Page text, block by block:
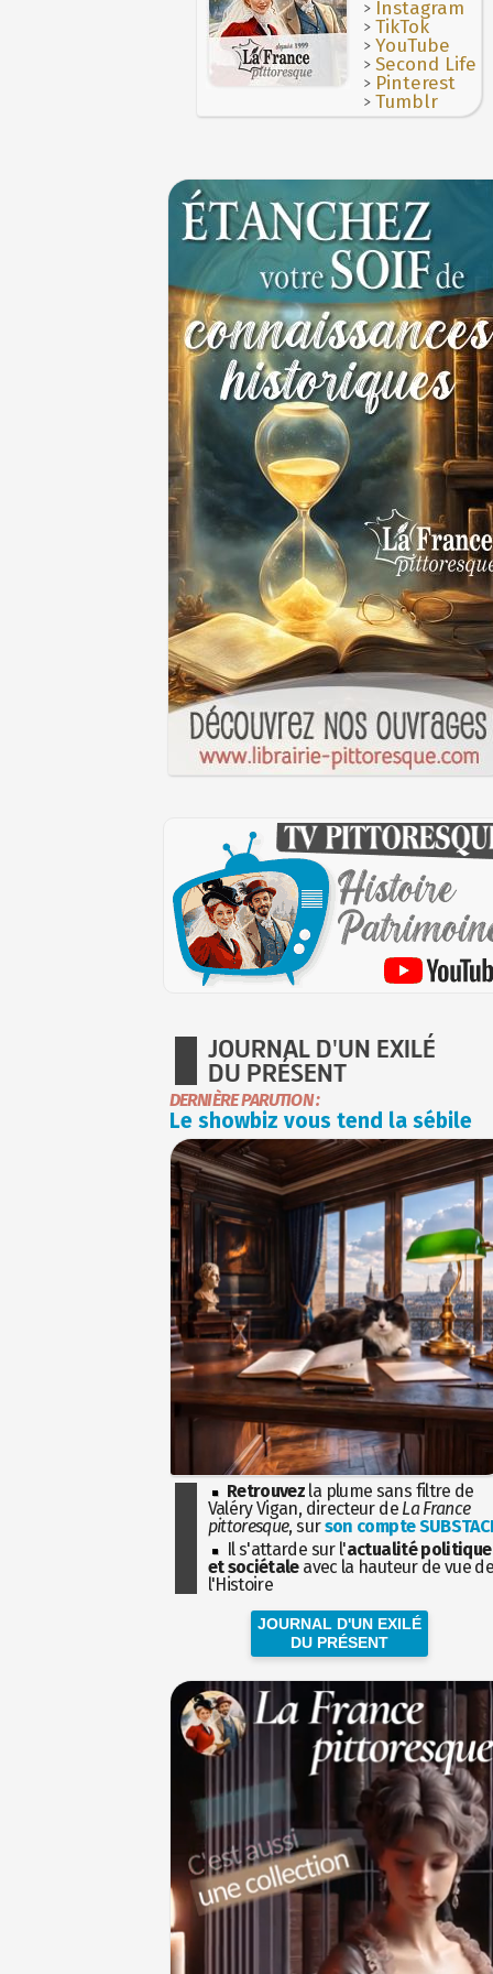
JOURNAL D'UN EXILÉ
DU PRÉSENT
DERNIÈRE PARUTION :
Le showbiz vous tend la sébile
Retrouvez la plume sans filtre de
Valéry Vigan, directeur de La France
pittoresque, surson compte
Il s'attarde sur l'actualité politique
et sociétaleavec la hauteur de vue
l'Histoire
JOURNAL D'UN EXILÉ
DU PRÉSENT
Le masque de l'ingérence ou le peuple
> Instagram
>TikTok
>YouTube
>Second Life
> Pinterest
>Tumblr